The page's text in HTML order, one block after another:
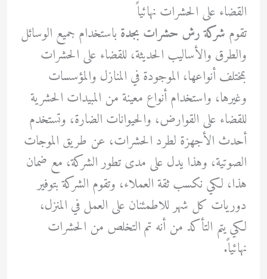
القضاء على الحشرات نهائياً
تقوم شركة رش حشرات بجدة باستخدام جميع الوسائل
والطرق والأساليب الحديثة، للقضاء على الحشرات
بمختلف أنواعها، الموجودة في المنازل والمؤسسات
وغيرها، واستخدام أنواع معينة من المبيدات الحشرية
للقضاء على القوارض، والحيوانات الضارة، وتستخدم
أحدث الأجهزة لطرد الحشرات، عن طريق الموجات
الصوتية، وهذا يدل على مدى تطور الشركة، مع ضمان
هذا، لكي نكسب ثقة العملاء، وتقوم الشركة بتوفير
دوريات كل شهر للاطمئنان على العمل في المنزل،
لكي يتم التأكد من أنه تم التخلص من الحشرات
نهائياً.